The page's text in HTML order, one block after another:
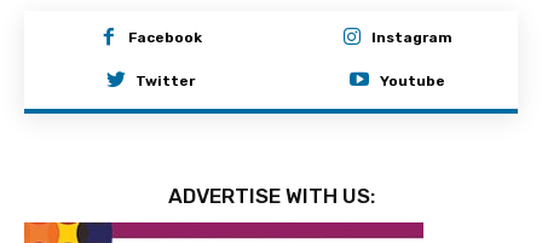
Facebook Instagram
Twitter Youtube
ADVERTISE WITH US: